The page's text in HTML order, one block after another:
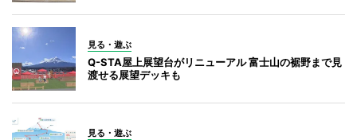
見る・遊ぶ
Q-STA屋上展望台がリニューアル 富士山の裾野まで見
渡せる展望デッキも
見る・遊ぶ